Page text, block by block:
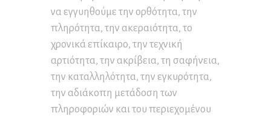
να εγγυηθούμε την ορθότητα, την
πληρότητα, την ακεραιότητα, το
χρονικά επίκαιρο, την τεχνική
αρτιότητα, την ακρίβεια, τη σαφήνεια,
την καταλληλότητα, την εγκυρότητα,
την αδιάκοπη μετάδοση των
πληροφοριών και του περιεχομένου